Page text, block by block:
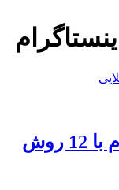
بالا بردن بازدهی پیج اینستاگرام با 12 روش